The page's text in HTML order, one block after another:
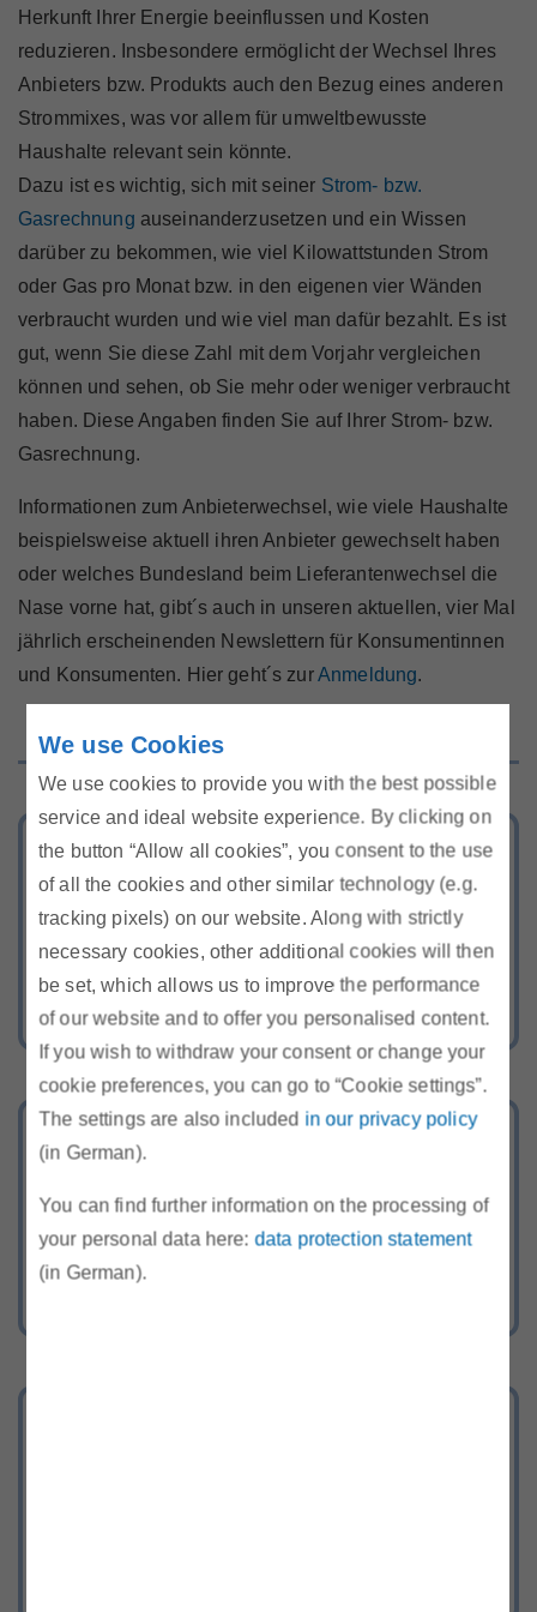
We use Cookies
We use cookies to provide you with the best possible
service and ideal website experience. By clicking on
the button “Allow all cookies”, you consent to the use
of all the cookies and other similar technology (e.g.
tracking pixels) on our website. Along with strictly
necessary cookies, other additional cookies will then
be set, which allows us to improve the performance
of our website and to offer you personalised content.
If you wish to withdraw your consent or change your
cookie preferences, you can go to “Cookie settings”.
The settings are also included in our privacy policy
(in German).
You can find further information on the processing of
your personal data here:data protection statement
(in German).
Marktteilnehmer
Über Uns
Herkunft Ihrer Energie beeinflussen und Kosten
reduzieren. Insbesondere ermöglicht der Wechsel Ihres
Anbieters bzw. Produkts auch den Bezug eines anderen
Strommixes, was vor allem für umweltbewusste
Haushalte relevant sein könnte.
Dazu ist es wichtig, sich mit seiner Strom- bzw.
Gasrechnung auseinanderzusetzen und ein Wissen
darüber zu bekommen, wie viel Kilowattstunden Strom
oder Gas pro Monat bzw. in den eigenen vier Wänden
verbraucht wurden und wie viel man dafür bezahlt. Es ist
gut, wenn Sie diese Zahl mit dem Vorjahr vergleichen
können und sehen, ob Sie mehr oder weniger verbraucht
haben. Diese Angaben finden Sie auf Ihrer Strom- bzw.
Gasrechnung.
Informationen zum Anbieterwechsel, wie viele Haushalte
beispielsweise aktuell ihren Anbieter gewechselt haben
oder welches Bundesland beim Lieferantenwechsel die
Nase vorne hat, gibt´s auch in unseren aktuellen, vier Mal
jährlich erscheinenden Newslettern für Konsumentinnen
und Konsumenten. Hier geht´s zurAnmeldung.
Tarifkalkulator
Berechnen Sie Ihr günstigstes Strom-
und Gasangebot
Energie-Hotline
schreiben Sie uns über unser
Kontaktformular